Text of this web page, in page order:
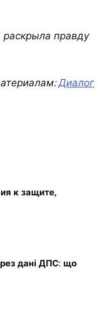
правду
Диалог
к защите,
дані ДПС: що